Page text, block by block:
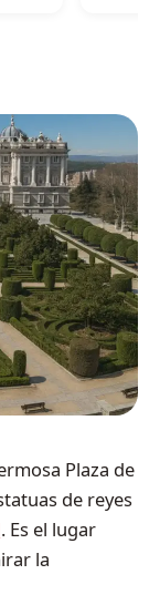
Plaza de
de reyes
. Es el lugar
la